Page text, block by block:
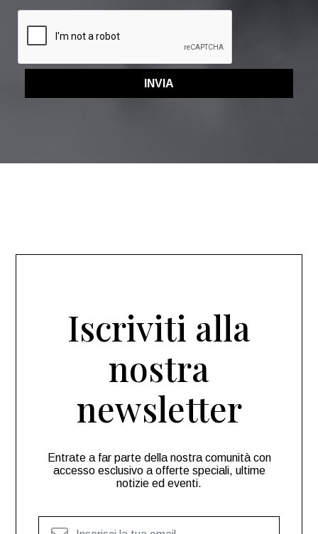
Iscriviti alla
nostra
newsletter
Entrate a far parte della nostra comunità con
accesso esclusivo a offerte speciali, ultime
notizie ed eventi.